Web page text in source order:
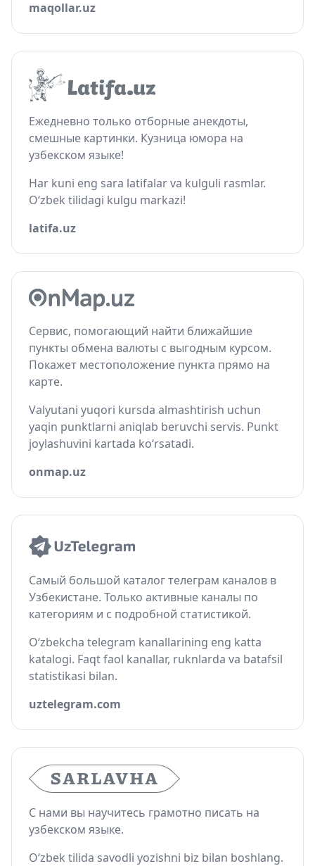
maqollar.uz
Ежедневно только отборные анекдоты,
смешные картинки. Кузница юмора на
узбекском языке!
Har kuni eng sara latifalar va kulguli rasmlar.
O‘zbek tilidagi kulgu markazi!
latifa.uz
Сервис, помогающий найти ближайшие
пункты обмена валюты с выгодным курсом.
Покажет местоположение пункта прямо на
карте.
Valyutani yuqori kursda almashtirish uchun
yaqin punktlarni aniqlab beruvchi servis. Punkt
joylashuvini kartada ko‘rsatadi.
onmap.uz
Самый большой каталог телеграм каналов в
Узбекистане. Только активные каналы по
категориям и с подробной статистикой.
O‘zbekcha telegram kanallarining eng katta
katalogi. Faqt faol kanallar, ruknlarda va batafsil
statistikasi bilan.
uztelegram.com
С нами вы научитесь грамотно писать на
узбекском языке.
O‘zbek tilida savodli yozishni biz bilan boshlang.